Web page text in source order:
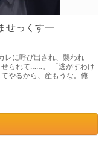
せっくす―
レに呼び出され、襲われ
せられて……。 「逃がすわけ
やるから、産もうな。俺